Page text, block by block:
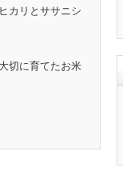
カリとササニシ
切に育てたお米